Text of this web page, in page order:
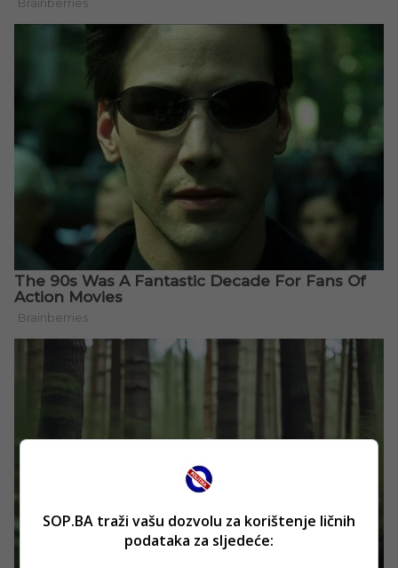
SOP.BA traži vašu dozvolu za korištenje ličnih
podataka za sljedeće: